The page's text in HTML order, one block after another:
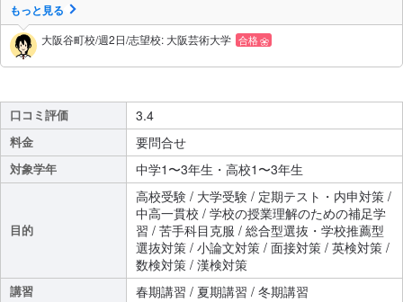
もっと見る
大阪谷町校/週2日/志望校: 大阪芸術大学 合格
口コミ評価 3.4
料金 要問合せ
対象学年 中学1〜3年生・高校1〜3年生
目的
高校受験 / 大学受験 / 定期テスト・内申対策 /
中高一貫校 / 学校の授業理解のための補足学
習 / 苦手科目克服 / 総合型選抜・学校推薦型
選抜対策 / 小論文対策 / 面接対策 / 英検対策 /
数検対策 / 漢検対策
講習 春期講習 / 夏期講習 / 冬期講習